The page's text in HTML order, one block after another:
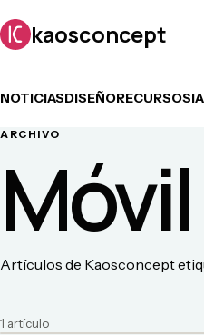
kaosconcept
NOTICIASDISEÑORECURSOSIA
ARCHIVO
Móvil
Artículos de Kaosconcept
1 artículo